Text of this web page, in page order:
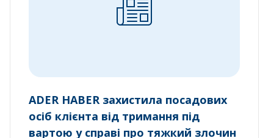
ADER HABER захистила посадових
осіб клієнта від тримання під
вартою у справі про тяжкий злочин